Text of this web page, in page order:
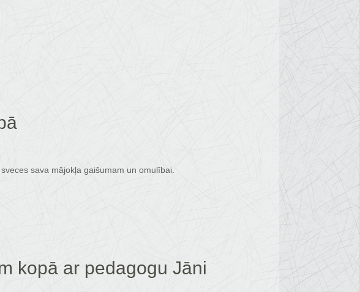
sava mājokļa gaišumam un omulībai.
kopā ar pedagogu Jāni